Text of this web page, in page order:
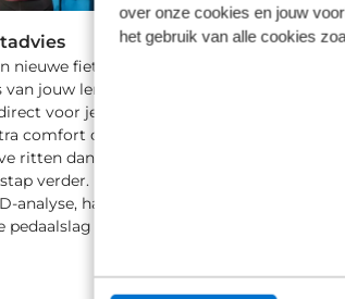
over onze cookies en jouw
het gebruik van alle cookies
nieuwe fiets stellen
jouw lengte en
voor je af. Wil
comfort of fiets je
ritten dan gaat de
verder. Met een
analyse, haal je het
(€249).